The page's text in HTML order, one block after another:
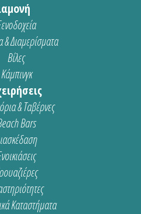
& Διαμερίσματα
Βίλες
Κάμπινγκ
& Ταβέρνες
Bars
Καταστήματα